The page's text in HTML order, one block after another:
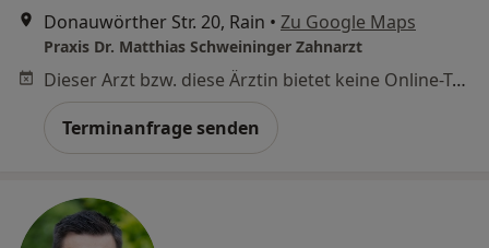
Donauwörther Str. 20, Rain • Zu Google Maps
Praxis Dr. Matthias Schweininger Zahnarzt
Dieser Arzt bzw. diese Ärztin bietet keine Online-Terminbuchung an diesem Standort an.
Terminanfrage senden